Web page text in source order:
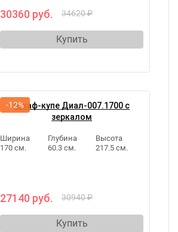
30360 руб. 34620 ₽
Купить
Шкаф-купе Диал-007.1700 с
зеркалом
Ширина
170 см.
Глубина
60.3 см.
Высота
217.5 см.
27140 руб. 30940 ₽
Купить
-12%